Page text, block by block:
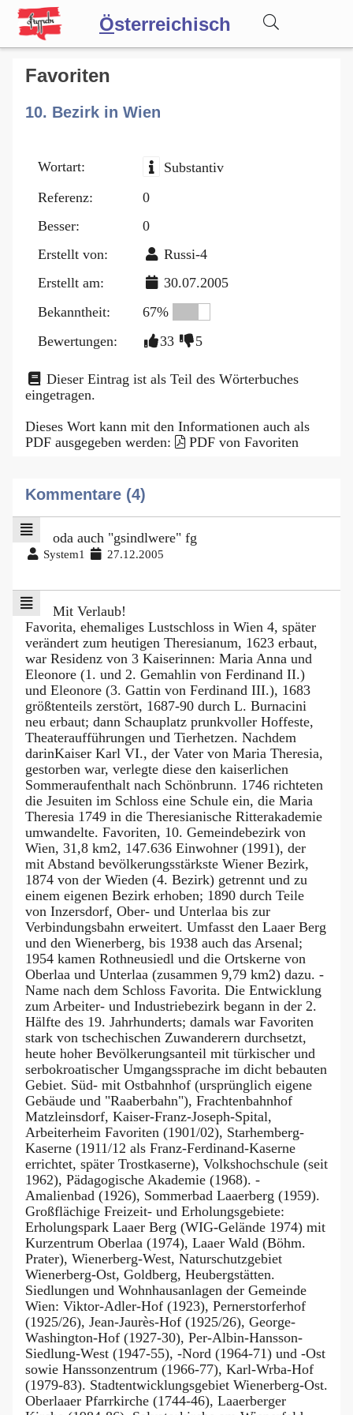
Österreichisch
Wörterbuch
Forum
Blog
Favoriten
10. Bezirk in Wien
Wortart:
Substantiv
Referenz:
0
Besser:
0
Erstellt von:
Russi-4
Erstellt am:
30.07.2005
Bekanntheit:
67%
Bewertungen:
33 5
Dieser Eintrag ist als Teil des Wörterbuches
eingetragen.
Dieses Wort kann mit den Informationen auch als
PDF ausgegeben werden:
PDF von Favoriten
Kommentare (4)
oda auch "gsindlwere" fg
System1 27.12.2005
Mit Verlaub!
Favorita, ehemaliges Lustschloss in Wien 4, später
verändert zum heutigen Theresianum, 1623 erbaut,
war Residenz von 3 Kaiserinnen: Maria Anna und
Eleonore (1. und 2. Gemahlin von Ferdinand II.)
und Eleonore (3. Gattin von Ferdinand III.), 1683
größtenteils zerstört, 1687-90 durch L. Burnacini
neu erbaut; dann Schauplatz prunkvoller Hoffeste,
Theateraufführungen und Tierhetzen. Nachdem
darinKaiser Karl VI., der Vater von Maria Theresia,
gestorben war, verlegte diese den kaiserlichen
Sommeraufenthalt nach Schönbrunn. 1746 richteten
die Jesuiten im Schloss eine Schule ein, die Maria
Theresia 1749 in die Theresianische Ritterakademie
umwandelte. Favoriten, 10. Gemeindebezirk von
Wien, 31,8 km2, 147.636 Einwohner (1991), der
mit Abstand bevölkerungsstärkste Wiener Bezirk,
1874 von der Wieden (4. Bezirk) getrennt und zu
einem eigenen Bezirk erhoben; 1890 durch Teile
von Inzersdorf, Ober- und Unterlaa bis zur
Verbindungsbahn erweitert. Umfasst den Laaer Berg
und den Wienerberg, bis 1938 auch das Arsenal;
1954 kamen Rothneusiedl und die Ortskerne von
Oberlaa und Unterlaa (zusammen 9,79 km2) dazu. -
Name nach dem Schloss Favorita. Die Entwicklung
zum Arbeiter- und Industriebezirk begann in der 2.
Hälfte des 19. Jahrhunderts; damals war Favoriten
stark von tschechischen Zuwanderern durchsetzt,
heute hoher Bevölkerungsanteil mit türkischer und
serbokroatischer Umgangssprache im dicht bebauten
Gebiet. Süd- mit Ostbahnhof (ursprünglich eigene
Gebäude und "Raaberbahn"), Frachtenbahnhof
Matzleinsdorf, Kaiser-Franz-Joseph-Spital,
Arbeiterheim Favoriten (1901/02), Starhemberg-
Kaserne (1911/12 als Franz-Ferdinand-Kaserne
errichtet, später Trostkaserne), Volkshochschule (seit
1962), Pädagogische Akademie (1968). -
Amalienbad (1926), Sommerbad Laaerberg (1959).
Großflächige Freizeit- und Erholungsgebiete:
Erholungspark Laaer Berg (WIG-Gelände 1974) mit
Kurzentrum Oberlaa (1974), Laaer Wald (Böhm.
Prater), Wienerberg-West, Naturschutzgebiet
Wienerberg-Ost, Goldberg, Heubergstätten.
Siedlungen und Wohnhausanlagen der Gemeinde
Wien: Viktor-Adler-Hof (1923), Pernerstorferhof
(1925/26), Jean-Jaurès-Hof (1925/26), George-
Washington-Hof (1927-30), Per-Albin-Hansson-
Siedlung-West (1947-55), -Nord (1964-71) und -Ost
sowie Hanssonzentrum (1966-77), Karl-Wrba-Hof
(1979-83). Stadtentwicklungsgebiet Wienerberg-Ost.
Oberlaaer Pfarrkirche (1744-46), Laaerberger